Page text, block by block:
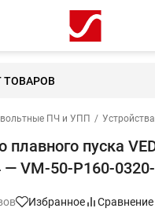
ТОВАРОВ
ПЧ и УПП /
плавного пуска
— VM-50-P160-
Избранное Сравнение